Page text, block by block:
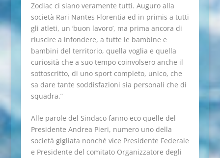
Zodiac ci siano veramente tutti. Auguro alla
società Rari Nantes Florentia ed in primis a tutti
gli atleti, un ‘buon lavoro’, ma prima ancora di
riuscire a infondere, a tutte le bambine e
bambini del territorio, quella voglia e quella
curiosità che a suo tempo coinvolsero anche il
sottoscritto, di uno sport completo, unico, che
sa dare tante soddisfazioni sia personali che di
squadra.”
Alle parole del Sindaco fanno eco quelle del
Presidente Andrea Pieri, numero uno della
società gigliata nonché vice Presidente Federale
e Presidente del comitato Organizzatore degli